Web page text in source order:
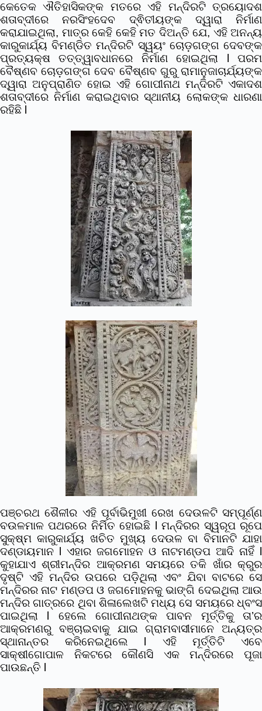
କେତେକ ଐତିହାସିକଙ୍କ ମତରେ ଏହି ମନ୍ଦିରଟି ତ୍ରୟୋଦଶ
ଶତାବ୍ଦୀରେ ନରସିଂହଦେବ ଦ୍ଵିତୀୟଙ୍କ ଦ୍ୱାରା ନିର୍ମାଣ
କରାଯାଇଥିଲା, ମାତ୍ର କେହି କେହି ମତ ଦିଅନ୍ତି ଯେ, ଏହି ଅନନ୍ୟ
କାରୁକାର୍ଯ୍ୟ ବିମଣ୍ଡିତ ମନ୍ଦିରଟି ସ୍ୱୟଂ ଚୋଡ଼ଗଙ୍ଗ ଦେବଙ୍କ
ପ୍ରତ୍ୟକ୍ଷ ତତ୍ତ୍ୱାବଧାନରେ ନିର୍ମାଣ ହୋଇଥିଲା l ପରମ
ବୈଷ୍ଣବ ଚୋଡ଼ଗଙ୍ଗ ଦେବ ବୈଷ୍ଣବ ଗୁରୁ ରାମାନୁଜାଚାର୍ଯ୍ୟଙ୍କ
ଦ୍ୱାରା ଅନୁପ୍ରାଣିତ ହୋଇ ଏହି ଗୋପୀନାଥ ମନ୍ଦିରଟି ଏକାଦଶ
ଶତାବ୍ଦୀରେ ନିର୍ମାଣ କରାଇଥିବାର ସ୍ଥାନୀୟ ଲୋକଙ୍କ ଧାରଣା
ରହିଛି l
ପଞ୍ଚରଥ ଶୈଳୀର ଏହି ପୂର୍ବାଭିମୁଖୀ ରେଖ ଦେଉଳଟି ସମ୍ପୂର୍ଣ୍ଣ
ବଉଳମାଳ ପଥରରେ ନିର୍ମିତ ହୋଇଛି l ମନ୍ଦିରର ସ୍ୱରୂପ ରୂପେ
ସୁକ୍ଷ୍ମ କାରୁକାର୍ଯ୍ୟ ଖଚିତ ମୁଖ୍ୟ ଦେଉଳ ବା ବିମାନଟି ଯାହା
ଦଣ୍ଡାୟମାନ l ଏହାର ଜଗମୋହନ ଓ ନାଟମଣ୍ଡପ ଆଦି ନାହିଁ l
କୁହାଯାଏ ଶ୍ରୀମନ୍ଦିର ଆକ୍ରମଣ ସମୟରେ ତକି ଖାଁର କ୍ରୁର
ଦୃଷ୍ଟି ଏହି ମନ୍ଦିର ଉପରେ ପଡ଼ିଥିଲା ଏବଂ ଯିବା ବାଟରେ ସେ
ମନ୍ଦିରର ନାଟ ମଣ୍ଡପ ଓ ଜଗମୋହନକୁ ଭାଙ୍ଗି ଦେଇଥିଲା ଆଉ
ମନ୍ଦିର ଗାତ୍ରରେ ଥିବା ଶିଳାଲେଖଟି ମଧ୍ୟ ସେ ସମୟରେ ଧ୍ବଂସ
ପାଇଥିଲା l ହେଲେ ଗୋପୀନାଥଙ୍କ ପାବନ ମୂର୍ତ୍ତିକୁ ତା’ର
ଆକ୍ରମଣରୁ ବଞ୍ଚାଇବାକୁ ଯାଇ ଗ୍ରାମବାସୀମାନେ ଅନ୍ୟତ୍ର
ସ୍ଥାନାନ୍ତର କରିନେଇଥିଲେ l ଏହି ମୂର୍ତ୍ତିଟି ଏବେ
ସାକ୍ଷୀଗୋପାଳ ନିକଟରେ କୌଣସି ଏକ ମନ୍ଦିରରେ ପୂଜା
ପାଉଛନ୍ତି l